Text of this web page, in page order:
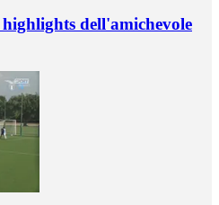
dell'amichevole